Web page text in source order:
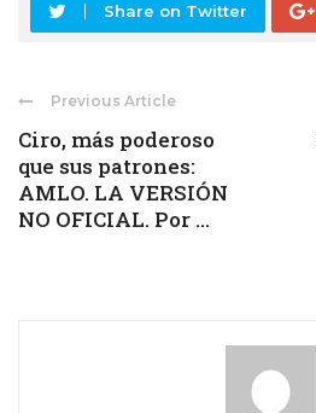
Share on Twitter
Previous Article
Ciro, más poderoso
que sus patrones:
AMLO. LA VERSIÓN
NO OFICIAL. Por ...